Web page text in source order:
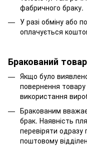
фабричного браку.
У разі обміну або
оплачується
Бракований товар
Якщо було
повернення товару
використання
Бракованим
брак. Наявність
перевіряти
поштовому